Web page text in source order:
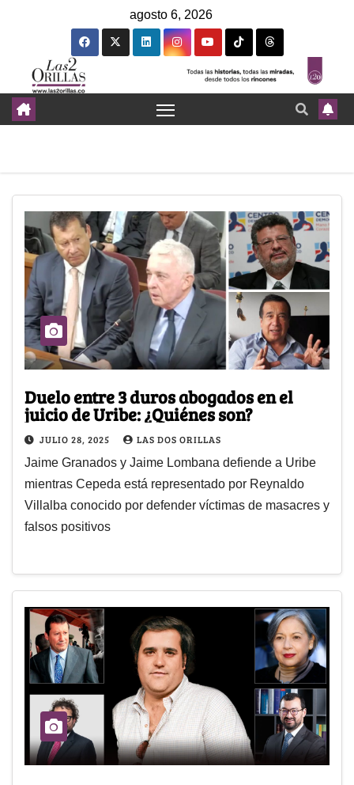
agosto 6, 2026
Duelo entre 3 duros abogados en el
juicio de Uribe: ¿Quiénes son?
JULIO 28, 2025 LAS DOS ORILLAS
Jaime Granados y Jaime Lombana defiende a Uribe
mientras Cepeda está representado por Reynaldo
Villalba conocido por defender víctimas de masacres y
falsos positivos